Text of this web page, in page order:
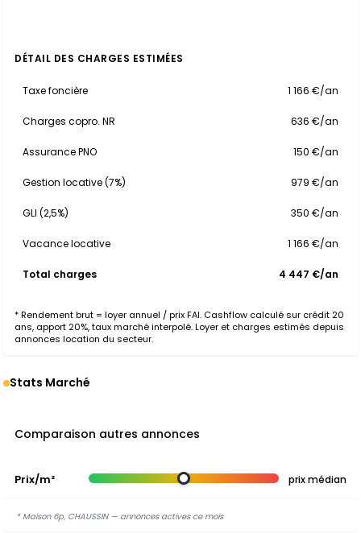
DÉTAIL DES CHARGES ESTIMÉES
Taxe foncière 1 166 €/an
Charges copro. NR 636 €/an
Assurance PNO 150 €/an
Gestion locative (7%) 979 €/an
GLI (2,5%) 350 €/an
Vacance locative 1 166 €/an
Total charges 4 447 €/an
* Rendement brut = loyer annuel / prix FAI. Cashflow calculé sur crédit 20
ans, apport 20%, taux marché interpolé. Loyer et charges estimés depuis
annonces location du secteur.
Stats Marché
Comparaison autres annonces
Prix/m² prix médian
* Maison 6p, CHAUSSIN — annonces actives ce mois